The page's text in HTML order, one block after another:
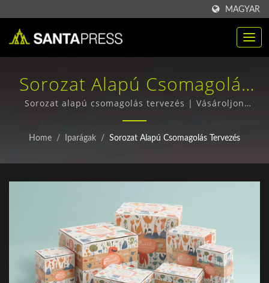
MAGYAR
Sorozat Alapú Csomagolás
Tervezés | Testreszabott PP
Műanyag Csomagoló Doboz
Co., Ltd.
Sorozat alapú csomagolás tervezés | Vásároljon
nagykereskedelmi RPET csomagoló dobozokat - Kiváló
minőség, versenyképes árak
Home / Iparágak / Sorozat Alapú Csomagolás Tervezés